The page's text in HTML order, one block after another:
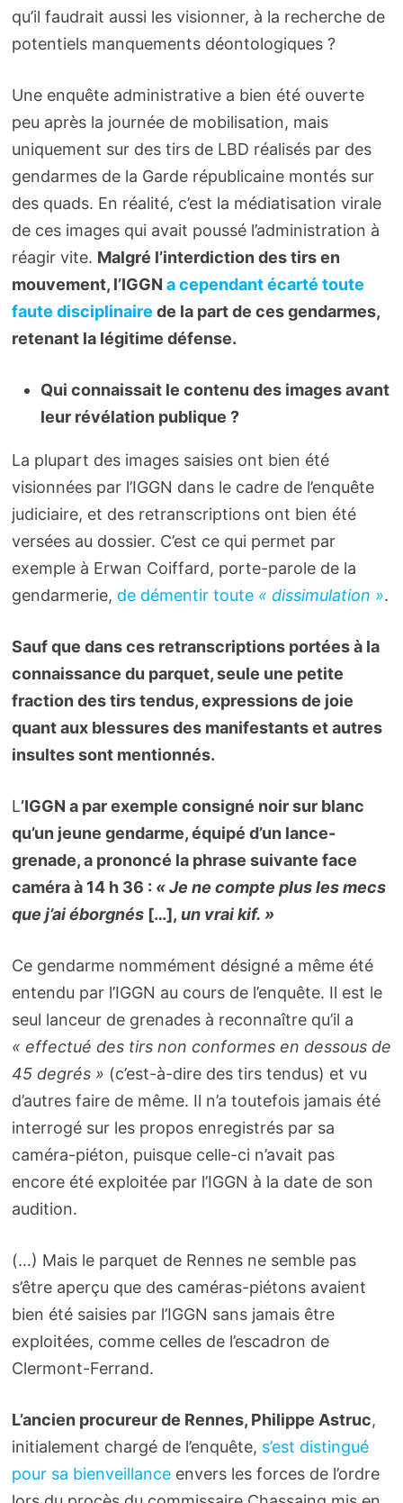
qu’il faudrait aussi les visionner, à la recherche de
potentiels manquements déontologiques ?
Une enquête administrative a bien été ouverte
peu après la journée de mobilisation, mais
uniquement sur des tirs de LBD réalisés par des
gendarmes de la Garde républicaine montés sur
des quads. En réalité, c’est la médiatisation virale
de ces images qui avait poussé l’administration à
réagir vite. Malgré l’interdiction des tirs en
mouvement, l’IGGN a cependant écarté toute
faute disciplinaire de la part de ces gendarmes,
retenant la légitime défense.
Qui connaissait le contenu des images avant
leur révélation publique ?
La plupart des images saisies ont bien été
visionnées par l’IGGN dans le cadre de l’enquête
judiciaire, et des retranscriptions ont bien été
versées au dossier. C’est ce qui permet par
exemple à Erwan Coiffard, porte-parole de la
gendarmerie, de démentir toute « dissimulation ».
Sauf que dans ces retranscriptions portées à la
connaissance du parquet, seule une petite
fraction des tirs tendus, expressions de joie
quant aux blessures des manifestants et autres
insultes sont mentionnés.
L’IGGN a par exemple consigné noir sur blanc
qu’un jeune gendarme, équipé d’un lance-
grenade, a prononcé la phrase suivante face
caméra à 14 h 36 : « Je ne compte plus les mecs
que j’ai éborgnés […], un vrai kif. »
Ce gendarme nommément désigné a même été
entendu par l’IGGN au cours de l’enquête. Il est le
seul lanceur de grenades à reconnaître qu’il a
« effectué des tirs non conformes en dessous de
45 degrés » (c’est-à-dire des tirs tendus) et vu
d’autres faire de même. Il n’a toutefois jamais été
interrogé sur les propos enregistrés par sa
caméra-piéton, puisque celle-ci n’avait pas
encore été exploitée par l’IGGN à la date de son
audition.
(…) Mais le parquet de Rennes ne semble pas
s’être aperçu que des caméras-piétons avaient
bien été saisies par l’IGGN sans jamais être
exploitées, comme celles de l’escadron de
Clermont-Ferrand.
L’ancien procureur de Rennes, Philippe Astruc,
initialement chargé de l’enquête, s’est distingué
pour sa bienveillanceenvers les forces de l’ordre